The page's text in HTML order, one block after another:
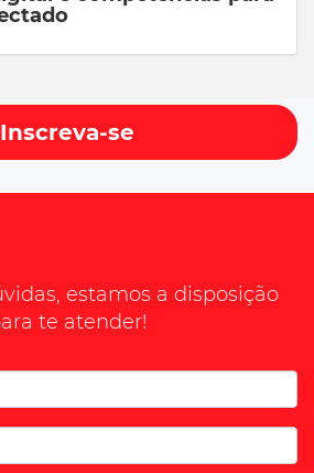
Inscreva-se
estamos a disposição
te atender!